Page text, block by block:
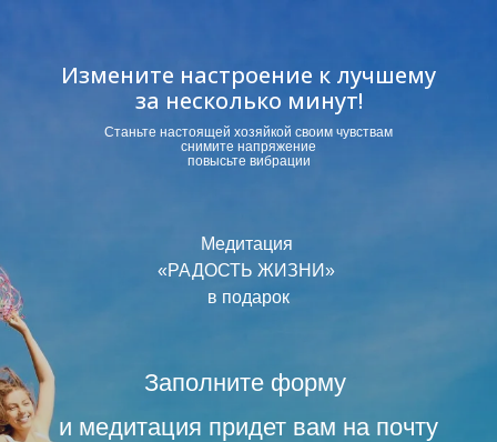
Измените настроение к лучшему
за несколько минут!
Станьте настоящей хозяйкой своим чувствам
снимите напряжение
повысьте вибрации
Медитация
«РАДОСТЬ ЖИЗНИ»
в подарок
Заполните форму
и медитация придет вам на почту